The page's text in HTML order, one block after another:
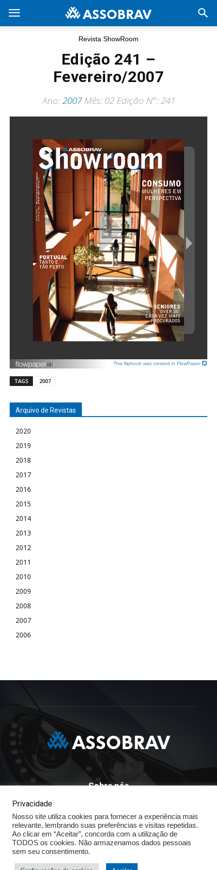
Revista ShowRoom
Edição 241 –
Fevereiro/2007
Ano:2007Mês: 02 Edição N°: 241
This flipbook was created in FlowPaper
TAGS 2007
Arquivo de Revistas
2020
2019
2018
2017
2016
2015
2014
2013
2012
2011
2010
2009
2008
2007
2006
Sobre nós
ASSOBRAV - Associação Brasileira Dos Distribuidores
Volkswagen
Av. José Maria Whitaker n° 603 - Mirandópolis - São Paulo - SP
- CEP: 04057.900 - Fone: (11) - 5078.5400
Política de Privacidade
Privacidade
Nosso site utiliza cookies para fornecer a experiência mais
relevante, lembrando suas preferências e visitas repetidas.
Ao clicar em “Aceitar”, concorda com a utilização de
TODOS os cookies. Não armazenamos dados pessoais
sem seu consentimento.